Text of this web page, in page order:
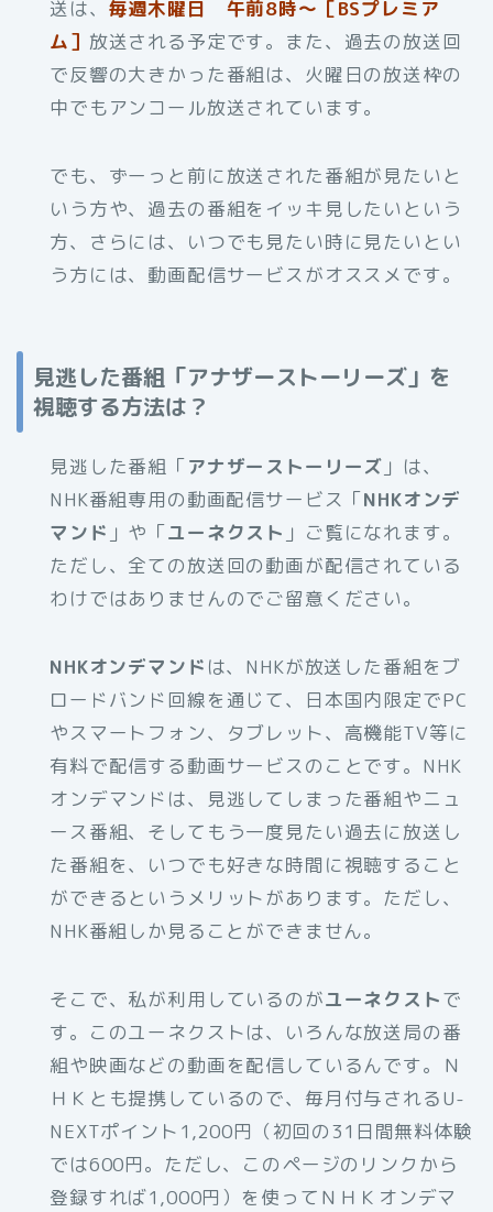
送は、 毎週木曜日 午前8時～［BSプレミア
ム］ 放送される予定です。また、過去の放送回
で反響の大きかった番組は、火曜日の放送枠の
中でもアンコール放送されています。
でも、ずーっと前に放送された番組が見たいと
いう方や、過去の番組をイッキ見したいという
方、さらには、いつでも見たい時に見たいとい
う方には、動画配信サービスがオススメです。
見逃した番組「アナザーストーリーズ」を
視聴する方法は？
見逃した番組「アナザーストーリーズ 」は、
NHK番組専用の動画配信サービス「NHKオンデ
マンド 」や「ユーネクスト 」ご覧になれます。
ただし、全ての放送回の動画が配信されている
わけではありませんのでご留意ください。
NHKオンデマンド は、NHKが放送した番組をブ
ロードバンド回線を通じて、日本国内限定でPC
やスマートフォン、タブレット、高機能TV等に
有料で配信する動画サービスのことです。NHK
オンデマンドは、見逃してしまった番組やニュ
ース番組、そしてもう一度見たい過去に放送し
た番組を、いつでも好きな時間に視聴すること
ができるというメリットがあります。ただし、
NHK番組しか見ることができません。
そこで、私が利用しているのがユーネクストで
す。このユーネクストは、いろんな放送局の番
組や映画などの動画を配信しているんです。Ｎ
ＨＫとも提携しているので、毎月付与されるU-
NEXTポイント1,200円（初回の31日間無料体験
では600円。ただし、このページのリンクから
登録すれば1,000円）を使ってＮＨＫオンデマ